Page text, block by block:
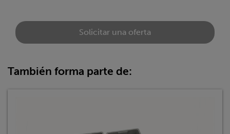
Solicitar una oferta
También forma parte de: